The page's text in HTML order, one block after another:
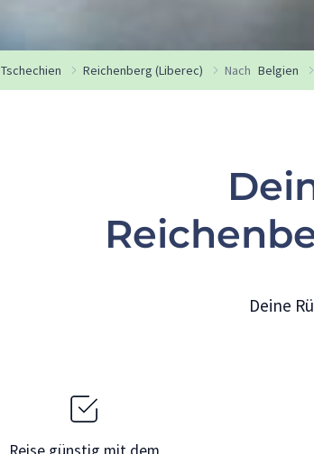
Tschechien Reichenberg (Liberec) Nach Belgien
Deine